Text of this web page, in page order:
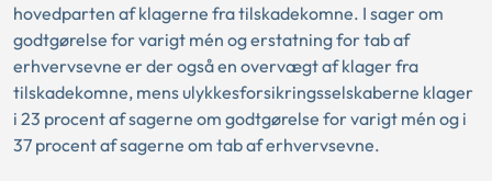
hovedparten af klagerne fra tilskadekomne. I sager om
godtgørelse for varigt mén og erstatning for tab af
erhvervsevne er der også en overvægt af klager fra
tilskadekomne, mens ulykkesforsikringsselskaberne klager
i 23 procent af sagerne om godtgørelse for varigt mén og i
37 procent af sagerne om tab af erhvervsevne.